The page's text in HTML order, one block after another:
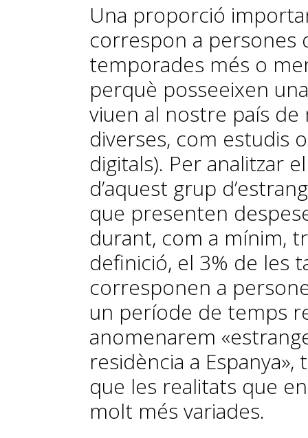
Una proporció
correspon a persones
temporades més o
perquè posseeixen
viuen al nostre país
diverses, com estudis
digitals). Per analitzar
d’aquest grup
que presenten
durant, com a mínim,
definició, el 3% de les
corresponen a
un període de temps
anomenarem
residència a
que les realitats que
molt més variades.